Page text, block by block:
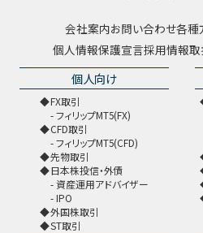
会社案内お問い合わせ各種
個人情報保護宣言採用情報取
個人向け
FX取引
フィリップMT5(FX)
CFD取引
フィリップMT5(CFD)
先物取引
日本株投信・外債
資産運用アドバイザー
IPO
外国株取引
ST取引